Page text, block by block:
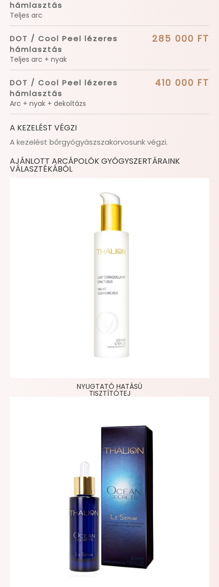
hámlasztás
Teljes arc
DOT / Cool Peel lézeres
hámlasztás
285 000 FT
Teljes arc + nyak
DOT / Cool Peel lézeres
hámlasztás
410 000 FT
Arc + nyak + dekoltázs
A KEZELÉST VÉGZI
A kezelést bőrgyógyászszakorvosunk végzi.
AJÁNLOTT ARCÁPOLÓK GYÓGYSZERTÁRAINK
VÁLASZTÉKÁBÓL
NYUGTATÓ HATÁSÚ
TISZTÍTÓTEJ